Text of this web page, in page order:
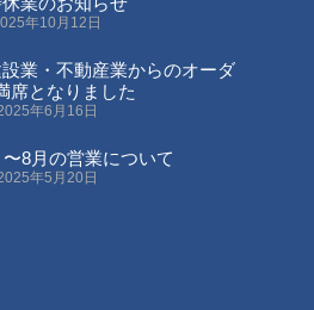
年10月12日
業・不動産業からのオーダ
席となりました
年6月16日
8月の営業について
年5月20日